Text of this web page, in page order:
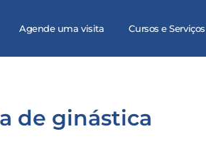
Agende uma visita Cursos e Serviços
de ginástica